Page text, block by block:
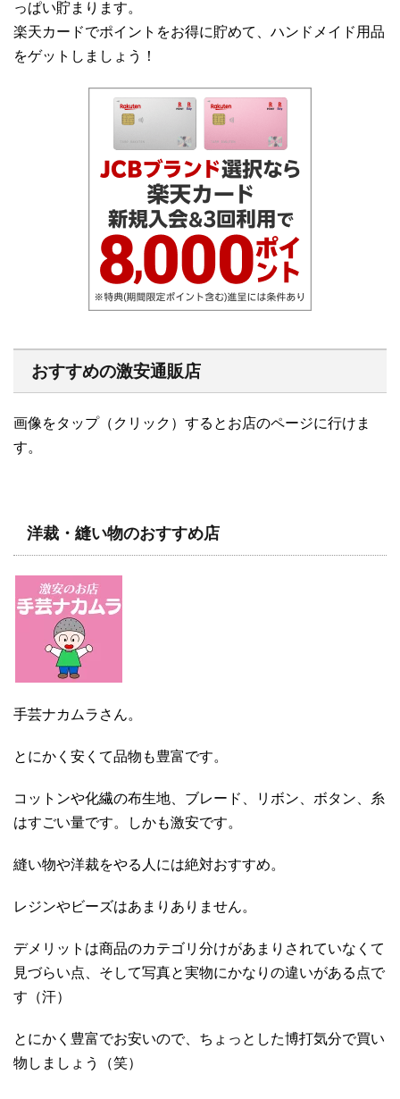
っぱい貯まります。
楽天カードでポイントをお得に貯めて、ハンドメイド用品
をゲットしましょう！
おすすめの激安通販店
画像をタップ（クリック）するとお店のページに行けま
す。
洋裁・縫い物のおすすめ店
手芸ナカムラさん。
とにかく安くて品物も豊富です。
コットンや化繊の布生地、ブレード、リボン、ボタン、糸
はすごい量です。しかも激安です。
縫い物や洋裁をやる人には絶対おすすめ。
レジンやビーズはあまりありません。
デメリットは商品のカテゴリ分けがあまりされていなくて
見づらい点、そして写真と実物にかなりの違いがある点で
す（汗）
とにかく豊富でお安いので、ちょっとした博打気分で買い
物しましょう（笑）